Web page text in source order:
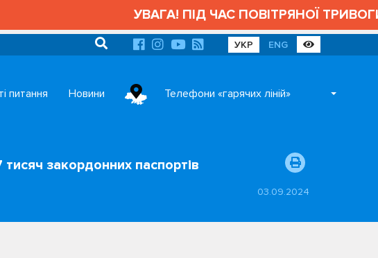
УВАГА! ПІД ЧАС ПОВІТРЯНОЇ
УКР ENG
питання Новини Телефони «гарячих ліній»
закордонних паспортів
03.09.2024